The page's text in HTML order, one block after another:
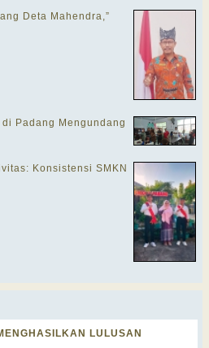
Deta Mahendra,”
Padang Mengundang
Konsistensi SMKN
LULUSAN